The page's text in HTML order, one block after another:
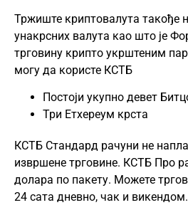
Тржиште криптовалута такође
унакрсних валута као што је
трговину крипто укрштеним
могу да користе КСТБ
Постоји укупно девет
Три Етхереум крста
КСТБ Стандард рачуни не
извршене трговине. КСТБ Про
долара по пакету. Можете
24 сата дневно, чак и